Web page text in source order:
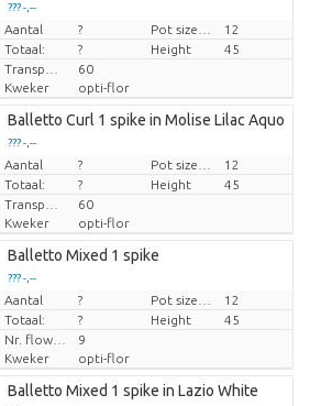
??? -,--
Prijs per stuk
Aantal ?
12
Totaal:
? Height
45
60
Kweker
opti-flor
Balletto Curl 1 spike in Molise Lilac Aquo
??? -,--
Prijs per stuk
Aantal ?
12
Totaal:
? Height
45
60
Kweker
opti-flor
Balletto Mixed 1 spike
??? -,--
Prijs per stuk
Aantal ?
12
Totaal:
? Height
45
Nr. flower/pot
9
Kweker
opti-flor
Balletto Mixed 1 spike in Lazio White